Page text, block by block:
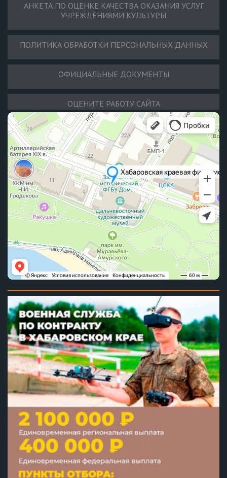
АНКЕТА ПО ОЦЕНКЕ КАЧЕСТВА ОКАЗАНИЯ УСЛУГ
УЧРЕЖДЕНИЯМИ КУЛЬТУРЫ
ПОЛИТИКА ОБРАБОТКИ ПЕРСОНАЛЬНЫХ ДАННЫХ
ОФИЦИАЛЬНЫЕ ДОКУМЕНТЫ
ОЦЕНИТЕ РАБОТУ САЙТА